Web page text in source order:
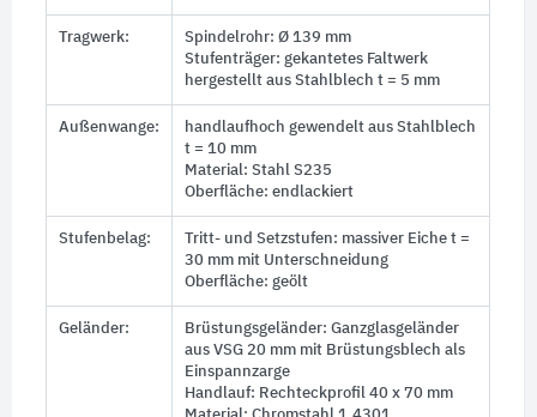
Tragwerk:
Spindelrohr: Ø 139 mm
Stufenträger: gekantetes Faltwerk
hergestellt aus Stahlblech t = 5 mm
Außenwange:
handlaufhoch gewendelt aus Stahlblech
t = 10 mm
Material: Stahl S235
Oberfläche: endlackiert
Stufenbelag:
Tritt- und Setzstufen: massiver Eiche t =
30 mm mit Unterschneidung
Oberfläche: geölt
Geländer:
Brüstungsgeländer: Ganzglasgeländer
aus VSG 20 mm mit Brüstungsblech als
Einspannzarge
Handlauf: Rechteckprofil 40 x 70 mm